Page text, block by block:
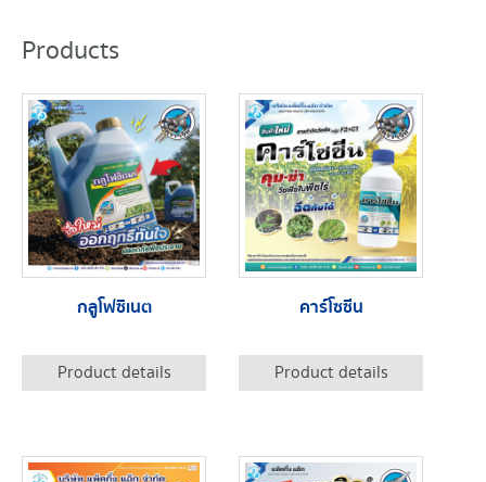
Products
กลูโฟซิเนต
Product details
คาร์โซซีน
Product details